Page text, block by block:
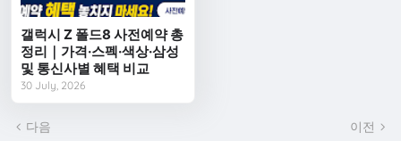
갤럭시 Z 폴드8 사전예약 총
정리｜가격·스펙·색상·삼성
및 통신사별 혜택 비교
30 July, 2026
다음 이전